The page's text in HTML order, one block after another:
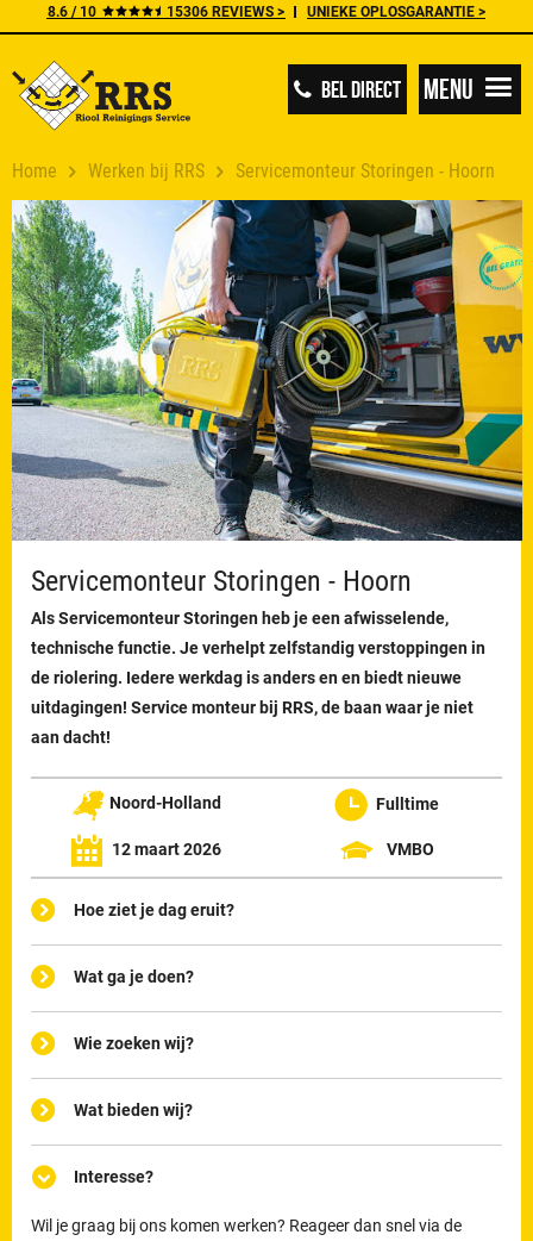
8.6 / 10 15306 REVIEWS > UNIEKE OPLOSGARANTIE >
BEL DIRECT Menu
Home Werken bij RRS Servicemonteur Storingen - Hoorn
Servicemonteur Storingen - Hoorn
Als Servicemonteur Storingen heb je een afwisselende,
technische functie. Je verhelpt zelfstandig verstoppingen in
de riolering. Iedere werkdag is anders en en biedt nieuwe
uitdagingen! Service monteur bij RRS, de baan waar je niet
aan dacht!
Noord-Holland Fulltime
12 maart 2026 VMBO
Hoe ziet je dag eruit?
Wat ga je doen?
Wie zoeken wij?
Wat bieden wij?
Interesse?
Wil je graag bij ons komen werken? Reageer dan snel via de